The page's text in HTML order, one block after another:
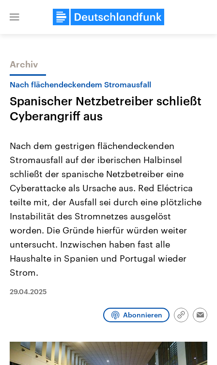
Close
Themen
Landtagswahl Sachsen-Anhalt
2026
Alle Informationen
Sachsen-Anhalt wählt am 6.
September 2026 einen neuen
Landtag. Seit 2021 wird das
Bundesland von einer Koalition aus
Umfragen, Prognosen,
Wahlprogramme, aktuelle Berichte
und Hintergründe zu den Parteien
und Kandidaten der anstehenden
Wahl.
Aktuelle Beiträge,
Hintergründe
Wirtschaftlich und
gehören die Vereinigten
den mächtigsten Ländern
mit großem Einfluss auf
aktuelle Weltgeschehen.
Sendungen Programm Podcasts
Audio-Archiv
Archiv
Nach flächendeckendem Stromausfall
Spanischer Netzbetreiber schließt
Cyberangriff aus
Nach dem gestrigen flächendeckenden
Stromausfall auf der iberischen Halbinsel
schließt der spanische Netzbetreiber eine
Cyberattacke als Ursache aus. Red Eléctrica
teilte mit, der Ausfall sei durch eine plötzliche
Instabilität des Stromnetzes ausgelöst
worden. Die Gründe hierfür würden weiter
untersucht. Inzwischen haben fast alle
Haushalte in Spanien und Portugal wieder
Strom.
29.04.2025
Abonnieren
Link